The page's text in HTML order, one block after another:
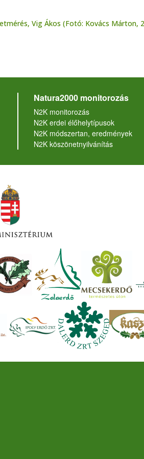
Vig Ákos (Fotó: Kovács Márton,
Natura2000 monitorozás
N2K monitorozás
N2K erdei élőhelytípusok
N2K módszertan, eredmények
N2K köszönetnyilvánítás